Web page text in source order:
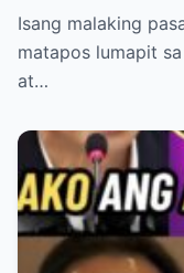
UPANG
Isang malaking
matapos lumapit
at…